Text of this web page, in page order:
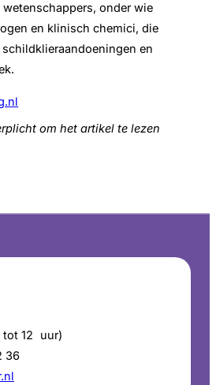
onder wie
en klinisch chemici, die
en
om het artikel te lezen
tot 12 uur)
36